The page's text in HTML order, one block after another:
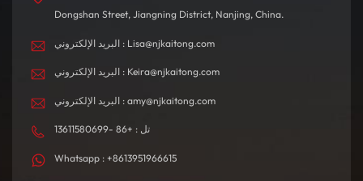
Dongshan Street, Jiangning District, Nanjing, China.
البريد الإلكتروني : Lisa@njkaitong.com
البريد الإلكتروني : Keira@njkaitong.com
البريد الإلكتروني : amy@njkaitong.com
تل : +86 -13611580699
Whatsapp : +8613951966615